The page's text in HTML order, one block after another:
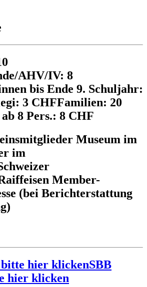
AHV/IV: 8
bis Ende 9. Schuljahr:
3 CHFFamilien: 20
8 Pers.: 8 CHF
Museum im
im
Member-
(bei Berichterstattung
bitte hier klickenSBB
hier klicken